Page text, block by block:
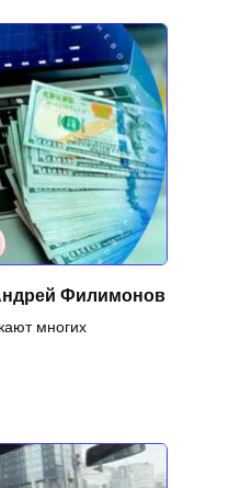
Филимонов
многих